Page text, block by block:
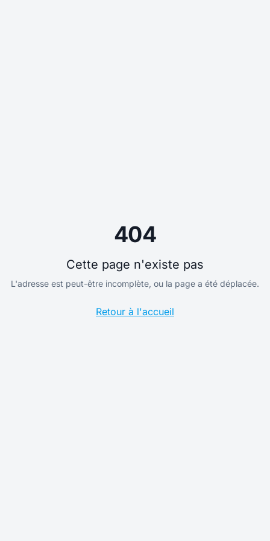
404
Cette page n'existe pas
L'adresse est peut-être incomplète, ou la page a été déplacée.
Retour à l'accueil